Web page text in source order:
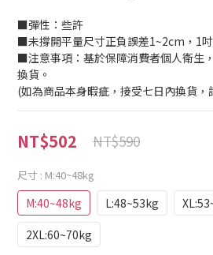
■彈性：些許
■未撐開平量尺寸正負誤差1~2cm，1
■注意事項：基於保障消費者個人衛生
換貨。
(如為商品本身暇疵，接受七日內換貨，
NT$502 NT$590
尺寸 : M:40~48kg
M:40~48kg L:48~53kg
2XL:60~70kg